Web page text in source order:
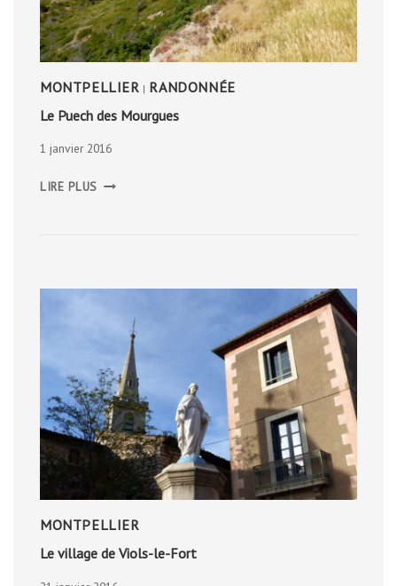
MONTPELLIER | RANDONNÉE
Le Puech des Mourgues
1 janvier 2016
LIRE PLUS PUECH
MONTPELLIER
Le village de Viols-le-Fort